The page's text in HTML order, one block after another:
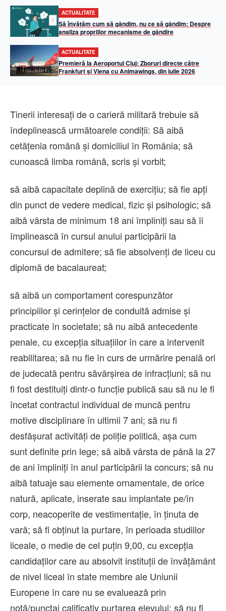
ACTUALITATE
Să învățăm cum să gândim, nu ce să gândim: Despre
analiza propriilor mecanisme de gândire
ACTUALITATE
Premieră la Aeroportul Cluj: Zboruri directe către
Frankfurt și Viena cu Animawings, din iulie 2026
Tinerii interesați de o carieră militară trebuie să
îndeplinească următoarele condiții: Să aibă
cetățenia română și domiciliul în România; să
cunoască limba română, scris și vorbit;
să aibă capacitate deplină de exercițiu; să fie apți
din punct de vedere medical, fizic și psihologic; să
aibă vârsta de minimum 18 ani împliniți sau să îi
împlinească în cursul anului participării la
concursul de admitere; să fie absolvenți de liceu cu
diplomă de bacalaureat;
să aibă un comportament corespunzător
principiilor și cerințelor de conduită admise și
practicate în societate; să nu aibă antecedente
penale, cu excepția situațiilor în care a intervenit
reabilitarea; să nu fie în curs de urmărire penală ori
de judecată pentru săvârșirea de infracțiuni; să nu
fi fost destituiți dintr-o funcție publică sau să nu le fi
încetat contractul individual de muncă pentru
motive disciplinare în ultimii 7 ani; să nu fi
desfășurat activități de poliție politică, așa cum
sunt definite prin lege; să aibă vârsta de până la 27
de ani împliniți în anul participării la concurs; să nu
aibă tatuaje sau elemente ornamentale, de orice
natură, aplicate, inserate sau implantate pe/în
corp, neacoperite de vestimentație, în ținuta de
vară; să fi obținut la purtare, în perioada studiilor
liceale, o medie de cel puțin 9,00, cu excepția
candidaților care au absolvit instituții de învățământ
de nivel liceal în state membre ale Uniunii
Europene în care nu se evaluează prin
notă/punctaj calificativ purtarea elevului; să nu fi